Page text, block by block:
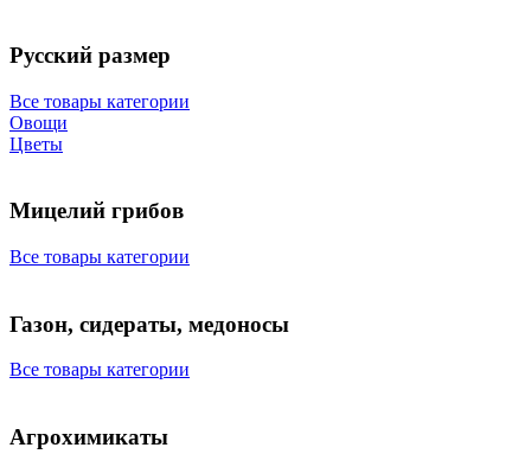
Русский размер
Все товары категории
Овощи
Цветы
Мицелий грибов
Все товары категории
Газон, сидераты, медоносы
Все товары категории
Агрохимикаты